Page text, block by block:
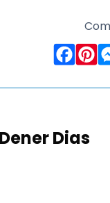
Dener Dias